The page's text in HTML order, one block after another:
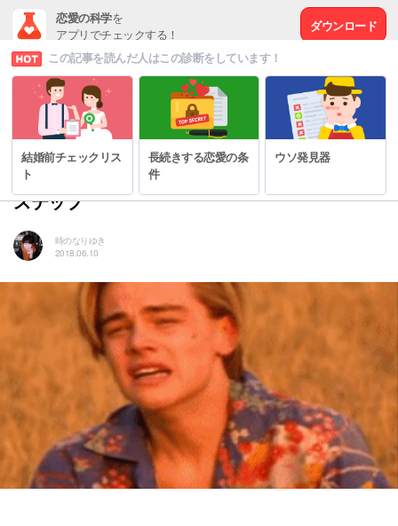
恋愛の科学を
アプリでチェックする！
ダウンロード
# 上手に別れに対処する方法
次の恋愛のために！失恋した時にすべき3つの
ステップ
時のなりゆき
2018.06.10
この記事を読んだ人はこの診断をしています！
結婚前チェックリス
ト
長続きする恋愛の条
件
ウソ発見器